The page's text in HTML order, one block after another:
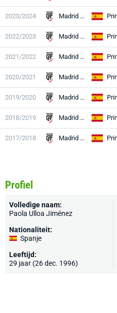
2023/2024 Madrid CFF
2022/2023 Madrid CFF
2021/2022 Madrid CFF
2020/2021 Madrid CFF
2019/2020 Madrid CFF
2018/2019 Madrid CFF
2017/2018 Madrid CFF
Profiel
Volledige naam:
Paola Ulloa Jiménez
Nationaliteit:
Spanje
Leeftijd:
29 jaar (26 dec. 1996)